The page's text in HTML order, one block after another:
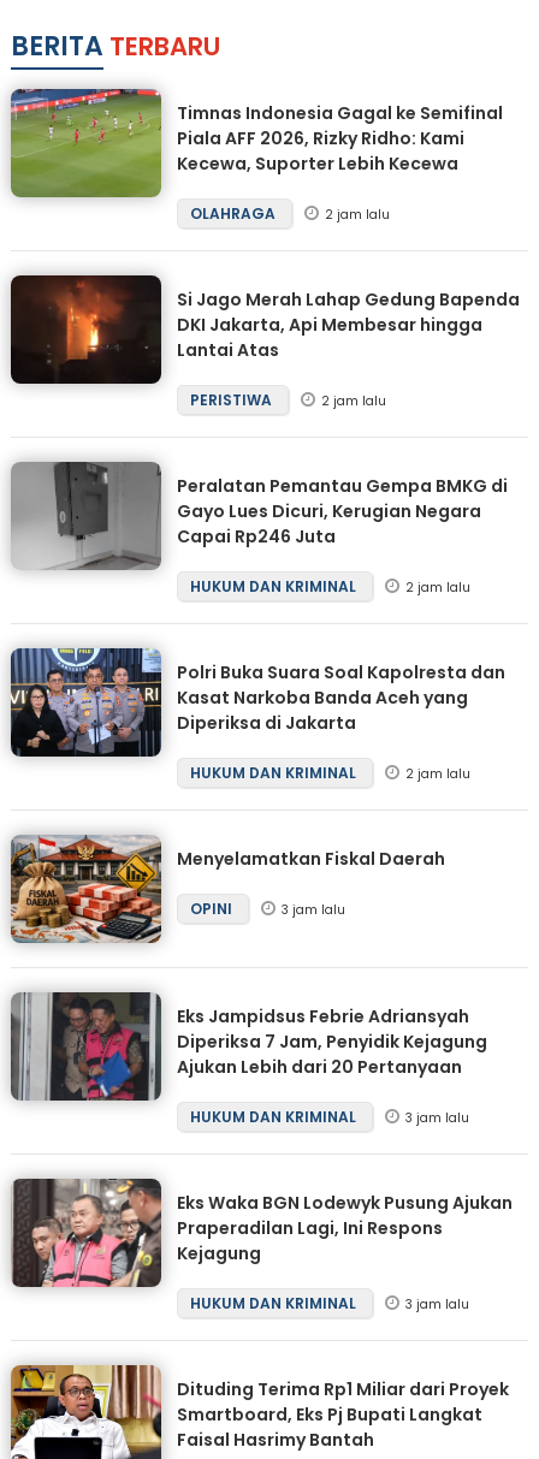
BERITA TERBARU
Timnas Indonesia Gagal ke Semifinal
Piala AFF 2026, Rizky Ridho: Kami
Kecewa, Suporter Lebih Kecewa
OLAHRAGA 2 jam lalu
Si Jago Merah Lahap Gedung Bapenda
DKI Jakarta, Api Membesar hingga
Lantai Atas
PERISTIWA 2 jam lalu
Peralatan Pemantau Gempa BMKG di
Gayo Lues Dicuri, Kerugian Negara
Capai Rp246 Juta
HUKUM DAN KRIMINAL 2 jam lalu
Polri Buka Suara Soal Kapolresta dan
Kasat Narkoba Banda Aceh yang
Diperiksa di Jakarta
HUKUM DAN KRIMINAL 2 jam lalu
Menyelamatkan Fiskal Daerah
OPINI 3 jam lalu
Eks Jampidsus Febrie Adriansyah
Diperiksa 7 Jam, Penyidik Kejagung
Ajukan Lebih dari 20 Pertanyaan
HUKUM DAN KRIMINAL 3 jam lalu
Eks Waka BGN Lodewyk Pusung Ajukan
Praperadilan Lagi, Ini Respons
Kejagung
HUKUM DAN KRIMINAL 3 jam lalu
Dituding Terima Rp1 Miliar dari Proyek
Smartboard, Eks Pj Bupati Langkat
Faisal Hasrimy Bantah